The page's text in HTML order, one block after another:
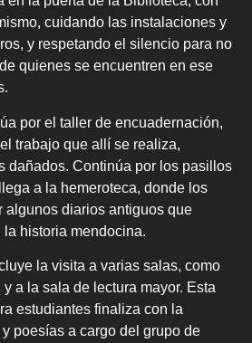
cuidando las instalaciones y
y respetando el silencio para no
quienes se encuentren en ese
por el taller de encuadernación,
trabajo que allí se realiza,
dañados. Continúa por los pasillos
a la hemeroteca, donde los
algunos diarios antiguos que
historia mendocina.
la visita a varias salas, como
a la sala de lectura mayor. Esta
estudiantes finaliza con la
poesías a cargo del grupo de